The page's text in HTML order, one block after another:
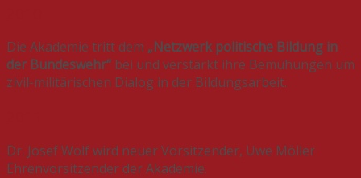
Die Akademie tritt dem „Netzwerk politische Bildung in
der Bundeswehr“ bei und verstärkt ihre Bemühungen um
zivil-militärischen Dialog in der Bildungsarbeit.
Dr. Josef Wolf wird neuer Vorsitzender, Uwe Möller
Ehrenvorsitzender der Akademie.